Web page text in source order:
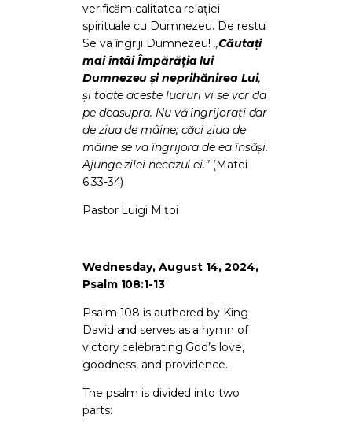
verificăm calitatea relației
spirituale cu Dumnezeu. De restul
Se va îngriji Dumnezeu!,,Căutaţi
mai întâi Împărăţia lui
Dumnezeu şi neprihănirea Lui,
şi toate aceste lucruri vi se vor da
pe deasupra. Nu vă îngrijoraţi dar
de ziua de mâine; căci ziua de
mâine se va îngrijora de ea însăşi.
Ajunge zilei necazul ei.”(Matei
6:33-34)
Pastor Luigi Mițoi
Wednesday, August 14, 2024,
Psalm 108:1-13
Psalm 108 is authored by King
David and serves as a hymn of
victory celebrating God’s love,
goodness, and providence.
The psalm is divided into two
parts: